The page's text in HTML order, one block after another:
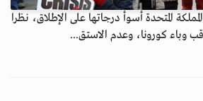
المتحدة أسوأ درجاتها على الإطلاق، نظرا
وباء كورونا، وعدم الاستق...